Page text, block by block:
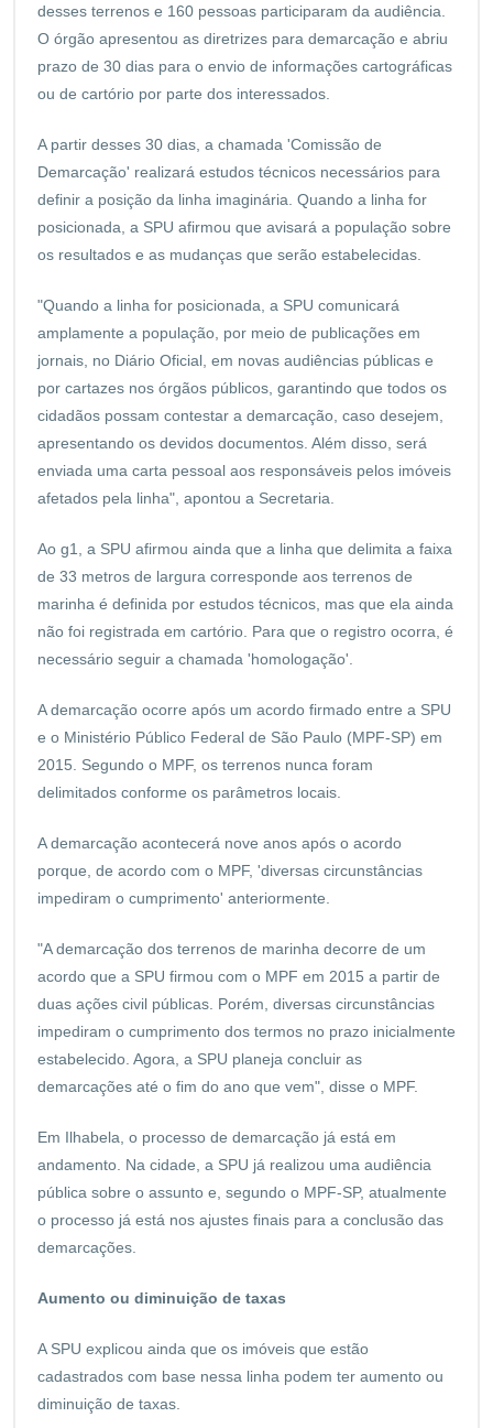
desses terrenos e 160 pessoas participaram da audiência.
O órgão apresentou as diretrizes para demarcação e abriu
prazo de 30 dias para o envio de informações cartográficas
ou de cartório por parte dos interessados.
A partir desses 30 dias, a chamada 'Comissão de
Demarcação' realizará estudos técnicos necessários para
definir a posição da linha imaginária. Quando a linha for
posicionada, a SPU afirmou que avisará a população sobre
os resultados e as mudanças que serão estabelecidas.
"Quando a linha for posicionada, a SPU comunicará
amplamente a população, por meio de publicações em
jornais, no Diário Oficial, em novas audiências públicas e
por cartazes nos órgãos públicos, garantindo que todos os
cidadãos possam contestar a demarcação, caso desejem,
apresentando os devidos documentos. Além disso, será
enviada uma carta pessoal aos responsáveis pelos imóveis
afetados pela linha", apontou a Secretaria.
Ao g1, a SPU afirmou ainda que a linha que delimita a faixa
de 33 metros de largura corresponde aos terrenos de
marinha é definida por estudos técnicos, mas que ela ainda
não foi registrada em cartório. Para que o registro ocorra, é
necessário seguir a chamada 'homologação'.
A demarcação ocorre após um acordo firmado entre a SPU
e o Ministério Público Federal de São Paulo (MPF-SP) em
2015. Segundo o MPF, os terrenos nunca foram
delimitados conforme os parâmetros locais.
A demarcação acontecerá nove anos após o acordo
porque, de acordo com o MPF, 'diversas circunstâncias
impediram o cumprimento' anteriormente.
"A demarcação dos terrenos de marinha decorre de um
acordo que a SPU firmou com o MPF em 2015 a partir de
duas ações civil públicas. Porém, diversas circunstâncias
impediram o cumprimento dos termos no prazo inicialmente
estabelecido. Agora, a SPU planeja concluir as
demarcações até o fim do ano que vem", disse o MPF.
Em Ilhabela, o processo de demarcação já está em
andamento. Na cidade, a SPU já realizou uma audiência
pública sobre o assunto e, segundo o MPF-SP, atualmente
o processo já está nos ajustes finais para a conclusão das
demarcações.
Aumento ou diminuição de taxas
A SPU explicou ainda que os imóveis que estão
cadastrados com base nessa linha podem ter aumento ou
diminuição de taxas.